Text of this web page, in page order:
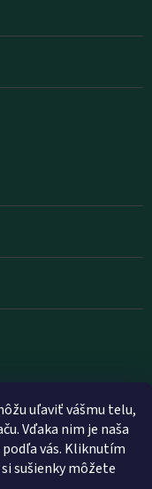
uľaviť vášmu telu,
Vďaka nim je naša
vás. Kliknutím
sušienky môžete